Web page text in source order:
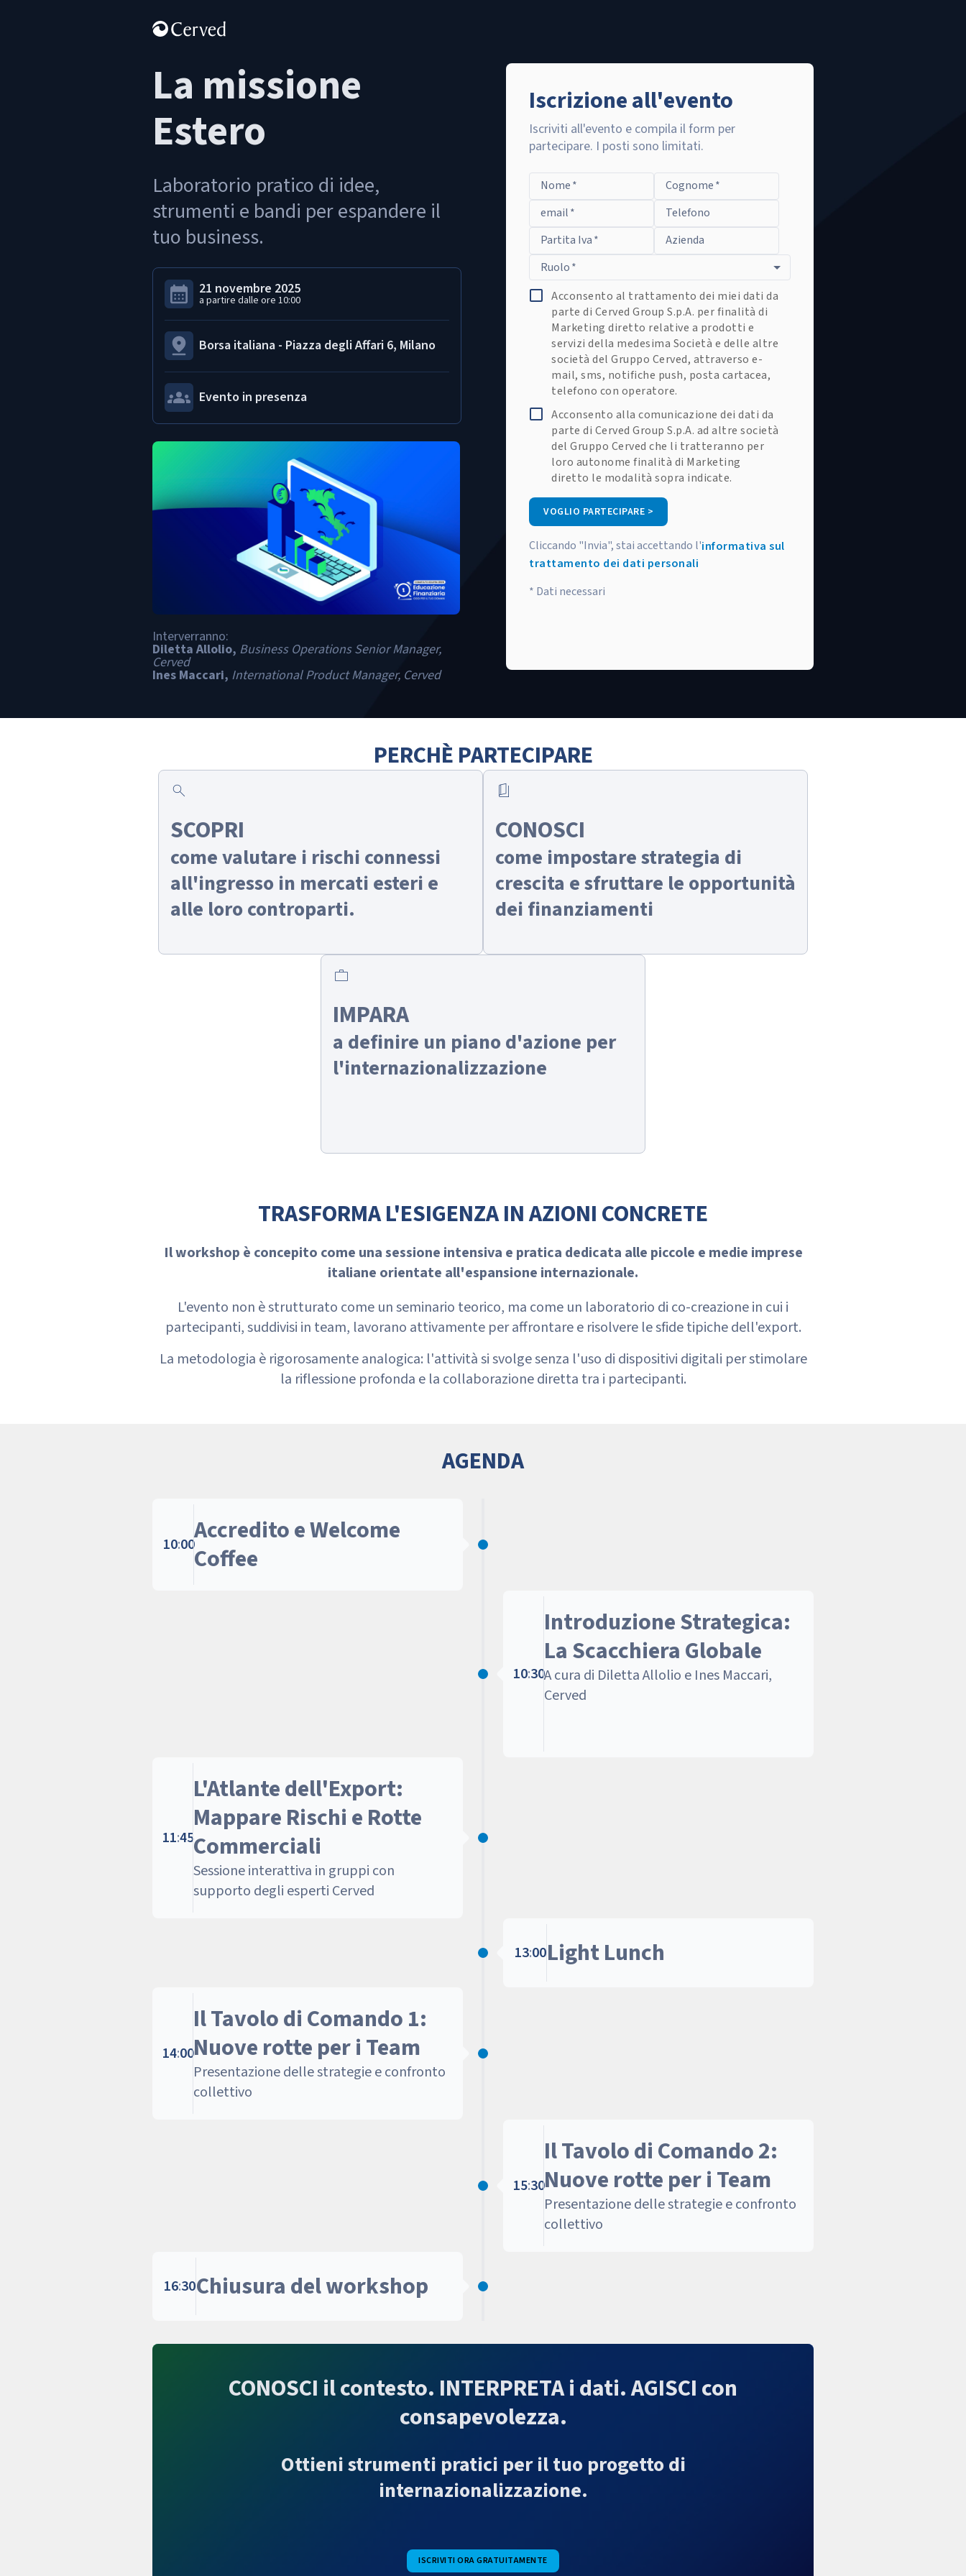
La missione
Estero
Laboratorio pratico di idee,
strumenti e bandi per espandere il
tuo business.
21 novembre 2025
a partire dalle ore 10:00
Borsa italiana - Piazza degli Affari 6, Milano
Evento in presenza
Interverranno:
Diletta Allolio, Business Operations Senior Manager,
Cerved
Ines Maccari, International Product Manager, Cerved
Iscrizione all'evento
Iscriviti all'evento e compila il form per
partecipare. I posti sono limitati.
Nome* Cognome*
email*
Telefono
Partita Iva*
Azienda
Ruolo*
Acconsento al trattamento dei miei dati da
parte di Cerved Group S.p.A. per finalità di
Marketing diretto relative a prodotti e
servizi della medesima Società e delle altre
società del Gruppo Cerved, attraverso e-
mail, sms, notifiche push, posta cartacea,
telefono con operatore.
Acconsento alla comunicazione dei dati da
parte di Cerved Group S.p.A. ad altre società
del Gruppo Cerved che li tratteranno per
loro autonome finalità di Marketing
diretto le modalità sopra indicate.
VOGLIO PARTECIPARE >
Cliccando "Invia", stai accettando l'informativa sul
trattamento dei dati personali
* Dati necessari
PERCHÈ PARTECIPARE
search
SCOPRI
come valutare i rischi connessi
all'ingresso in mercati esteri e
alle loro controparti.
book_5
CONOSCI
come impostare strategia di
crescita e sfruttare le opportunità
dei finanziamenti
work
IMPARA
a definire un piano d'azione per
l'internazionalizzazione
TRASFORMA L'ESIGENZA IN AZIONI CONCRETE
Il workshop è concepito come una sessione intensiva e pratica dedicata alle piccole e medie imprese
italiane orientate all'espansione internazionale.
L'evento non è strutturato come un seminario teorico, ma come un laboratorio di co-creazione in cui i
partecipanti, suddivisi in team, lavorano attivamente per affrontare e risolvere le sfide tipiche dell'export.
La metodologia è rigorosamente analogica: l'attività si svolge senza l'uso di dispositivi digitali per stimolare
la riflessione profonda e la collaborazione diretta tra i partecipanti.
AGENDA
10:00Accredito e Welcome
Coffee
10:30
Introduzione Strategica:
La Scacchiera Globale
A cura di Diletta Allolio e Ines Maccari,
Cerved
11:45
L'Atlante dell'Export:
Mappare Rischi e Rotte
Commerciali
Sessione interattiva in gruppi con
supporto degli esperti Cerved
13:00Light Lunch
14:00
Il Tavolo di Comando 1:
Nuove rotte per i Team
Presentazione delle strategie e confronto
collettivo
15:30
Il Tavolo di Comando 2:
Nuove rotte per i Team
Presentazione delle strategie e confronto
collettivo
16:30Chiusura del workshop
CONOSCI il contesto. INTERPRETA i dati. AGISCI con
consapevolezza.
Ottieni strumenti pratici per il tuo progetto di
internazionalizzazione.
ISCRIVITI ORA GRATUITAMENTE